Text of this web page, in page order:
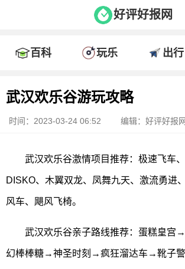
好评好报网
百科 玩乐 出行
武汉欢乐谷游玩攻略
时间：2023-03-24 06:52 编辑：好评好报网
武汉欢乐谷激情项目推荐：极速飞车、
DISKO、木翼双龙、凤舞九天、激流勇进
风车、飓风飞椅。
武汉欢乐谷亲子路线推荐：蛋糕皇
幻棒棒糖→神圣时刻→疯狂溜达车→靴子